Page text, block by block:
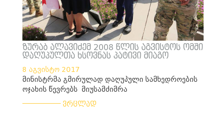
ზურაბ ალავიძემ 2008 წლის აგვისტოს ომში
დაღუპულთა ხსოვნას პატივი მიაგო
8 აგვისტო 2017
მინისტრმა გმირულად დაღუპული სამხედროების
ოჯახის წევრებს მიუსამძიმრა
ვრცლად